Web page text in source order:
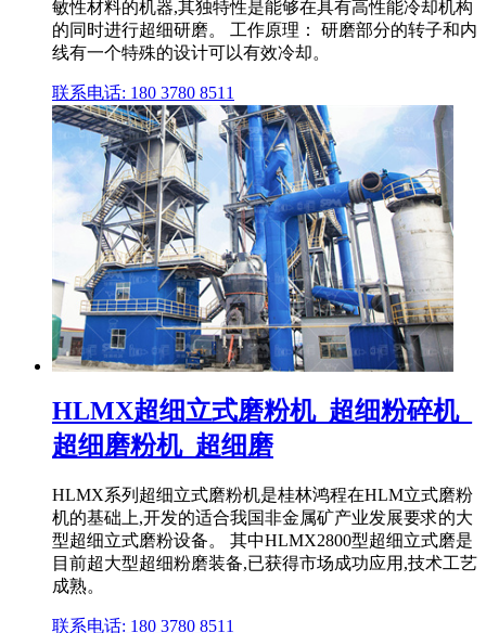
敏性材料的机器,其独特性是能够在具有高性能冷却机构
的同时进行超细研磨。 工作原理： 研磨部分的转子和内
线有一个特殊的设计可以有效冷却。
联系电话: 180 3780 8511
HLMX超细立式磨粉机_超细粉碎机_
超细磨粉机_超细磨
HLMX系列超细立式磨粉机是桂林鸿程在HLM立式磨粉
机的基础上,开发的适合我国非金属矿产业发展要求的大
型超细立式磨粉设备。 其中HLMX2800型超细立式磨是
目前超大型超细粉磨装备,已获得市场成功应用,技术工艺
成熟。
联系电话: 180 3780 8511